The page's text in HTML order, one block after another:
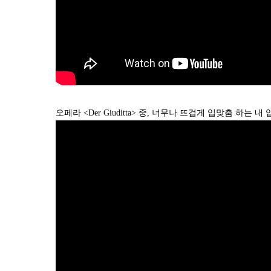
오페라 <Der Giuditta> 중, 너무나 뜨겁게 입맞춤 하는 내